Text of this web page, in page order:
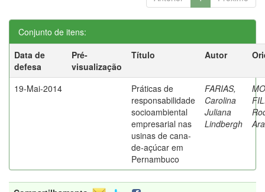
Conjunto de itens:
Data de
defesa
Pré-
visualização
Título Autor
19-Mai-2014
Práticas de
responsabilidade
socioambiental
empresarial nas
usinas de cana-
de-açúcar em
Pernambuco
FARIAS,
Carolina
Juliana
Lindbergh